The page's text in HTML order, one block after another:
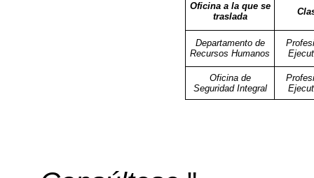
Oficina a la que se
traslada
Departamento de
Recursos Humanos
Oficina de
Seguridad Integral